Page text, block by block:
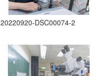
20220920-DSC00074-2